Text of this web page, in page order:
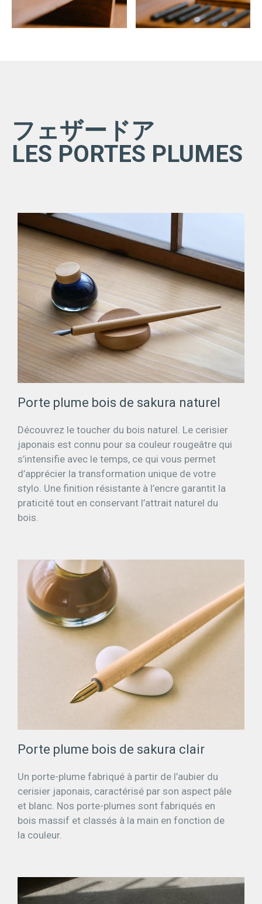
フェザードア
LES PORTES PLUMES
Porte plume bois de sakura naturel
Découvrez le toucher du bois naturel. Le cerisier
japonais est connu pour sa couleur rougeâtre qui
s’intensifie avec le temps, ce qui vous permet
d’apprécier la transformation unique de votre
stylo. Une finition résistante à l’encre garantit la
praticité tout en conservant l’attrait naturel du
bois.
Porte plume bois de sakura clair
Un porte-plume fabriqué à partir de l’aubier du
cerisier japonais, caractérisé par son aspect pâle
et blanc. Nos porte-plumes sont fabriqués en
bois massif et classés à la main en fonction de
la couleur.